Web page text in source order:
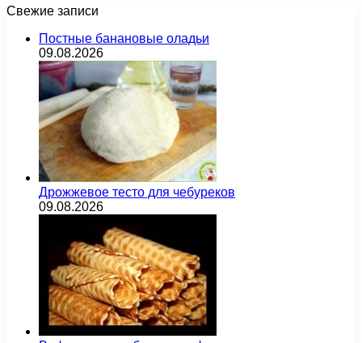
Свежие записи
Постные банановые оладьи
09.08.2026
Дрожжевое тесто для чебуреков
09.08.2026